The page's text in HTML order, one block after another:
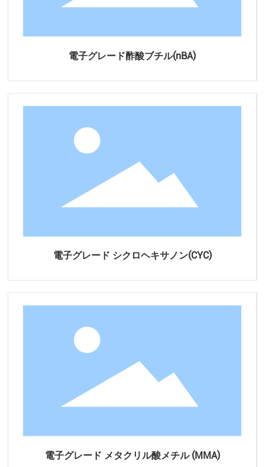
電子グレード酢酸ブチル(nBA)
電子グレード シクロヘキサノン(CYC)
電子グレード メタクリル酸メチル (MMA)